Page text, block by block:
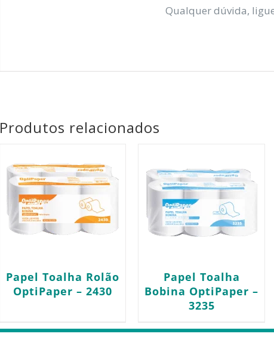
Qualquer dúvida,
Produtos relacionados
Papel Toalha Rolão
OptiPaper – 2430
Papel Toalha
Bobina OptiPaper –
3235